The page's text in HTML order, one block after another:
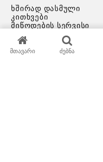
ხშირად დასმული
კითხვები
მიწოდების სერვისი
გადახდის მეთოდები
სამომხმარებლო
შეთანმხება
მთავარი ძებნა